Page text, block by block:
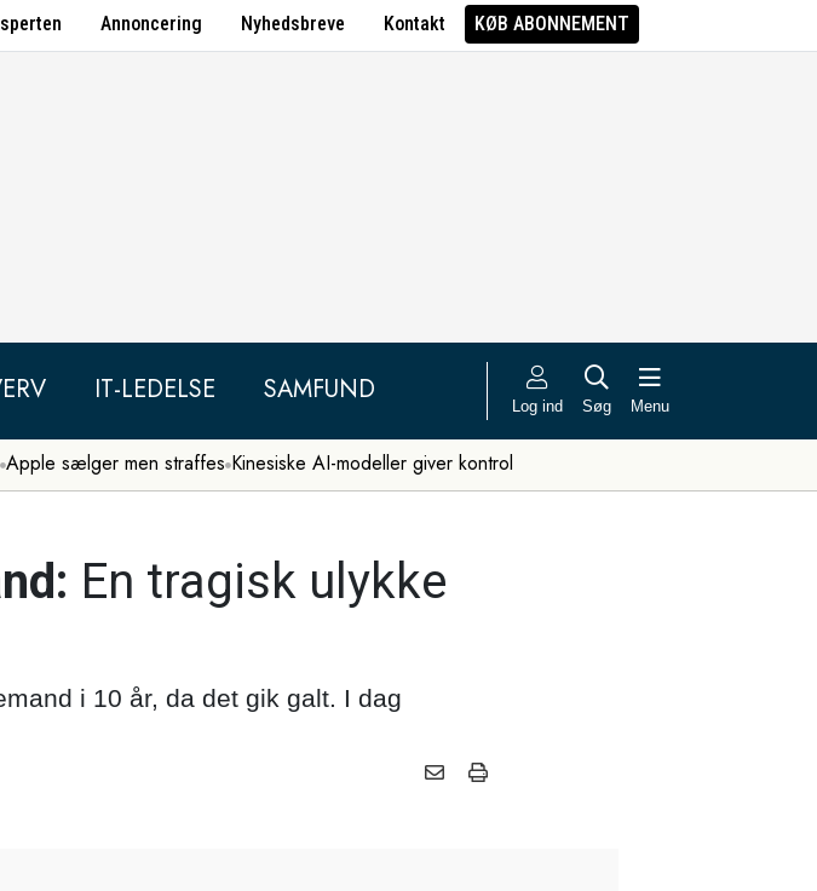
Annoncering Nyhedsbreve Kontakt KØB ABONNEMENT
IT-LEDELSE SAMFUND Log ind Søg Menu
Apple sælger men straffes Kinesiske AI-modeller giver kontrol
En tragisk ulykke
i 10 år, da det gik galt. I dag